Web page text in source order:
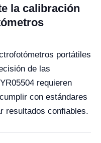
la calibración
portátiles
de las
requieren
con estándares
resultados confiables.